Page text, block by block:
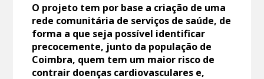
O projeto tem por base a criação de uma
rede comunitária de serviços de saúde, de
forma a que seja possível identificar
precocemente, junto da população de
Coimbra, quem tem um maior risco de
contrair doenças cardiovasculares e,